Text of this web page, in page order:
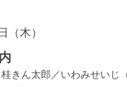
日（木）
きん太郎／いわみせいじ